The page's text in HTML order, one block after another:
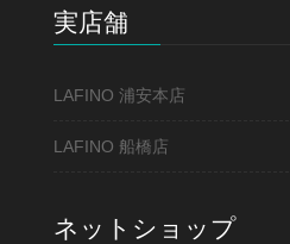
実店舗
LAFINO 浦安本店
LAFINO 船橋店
ネットショップ